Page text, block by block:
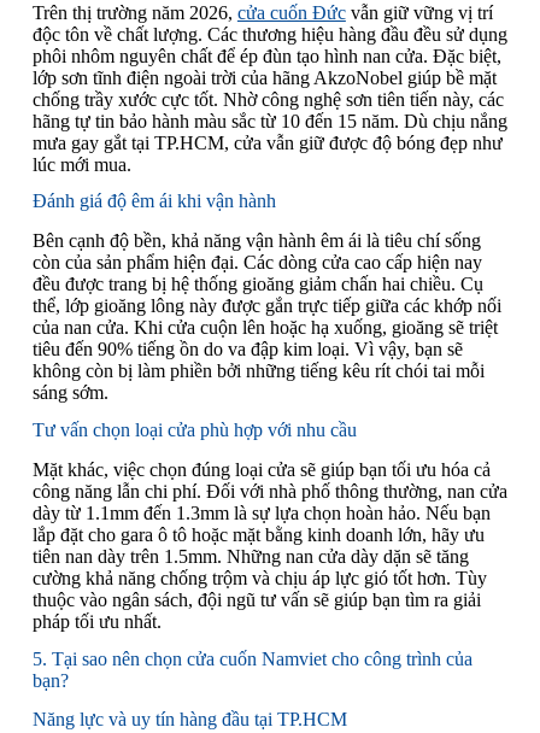
Trên thị trường năm 2026, cửa cuốn Đứcvẫn giữ vững vị trí
độc tôn về chất lượng. Các thương hiệu hàng đầu đều sử dụng
phôi nhôm nguyên chất để ép đùn tạo hình nan cửa. Đặc biệt,
lớp sơn tĩnh điện ngoài trời của hãng AkzoNobel giúp bề mặt
chống trầy xước cực tốt. Nhờ công nghệ sơn tiên tiến này, các
hãng tự tin bảo hành màu sắc từ 10 đến 15 năm. Dù chịu nắng
mưa gay gắt tại TP.HCM, cửa vẫn giữ được độ bóng đẹp như
lúc mới mua.
Đánh giá độ êm ái khi vận hành
Bên cạnh độ bền, khả năng vận hành êm ái là tiêu chí sống
còn của sản phẩm hiện đại. Các dòng cửa cao cấp hiện nay
đều được trang bị hệ thống gioăng giảm chấn hai chiều. Cụ
thể, lớp gioăng lông này được gắn trực tiếp giữa các khớp nối
của nan cửa. Khi cửa cuộn lên hoặc hạ xuống, gioăng sẽ triệt
tiêu đến 90% tiếng ồn do va đập kim loại. Vì vậy, bạn sẽ
không còn bị làm phiền bởi những tiếng kêu rít chói tai mỗi
sáng sớm.
Tư vấn chọn loại cửa phù hợp với nhu cầu
Mặt khác, việc chọn đúng loại cửa sẽ giúp bạn tối ưu hóa cả
công năng lẫn chi phí. Đối với nhà phố thông thường, nan cửa
dày từ 1.1mm đến 1.3mm là sự lựa chọn hoàn hảo. Nếu bạn
lắp đặt cho gara ô tô hoặc mặt bằng kinh doanh lớn, hãy ưu
tiên nan dày trên 1.5mm. Những nan cửa dày dặn sẽ tăng
cường khả năng chống trộm và chịu áp lực gió tốt hơn. Tùy
thuộc vào ngân sách, đội ngũ tư vấn sẽ giúp bạn tìm ra giải
pháp tối ưu nhất.
5. Tại sao nên chọn cửa cuốn Namviet cho công trình của
bạn?
Năng lực và uy tín hàng đầu tại TP.HCM